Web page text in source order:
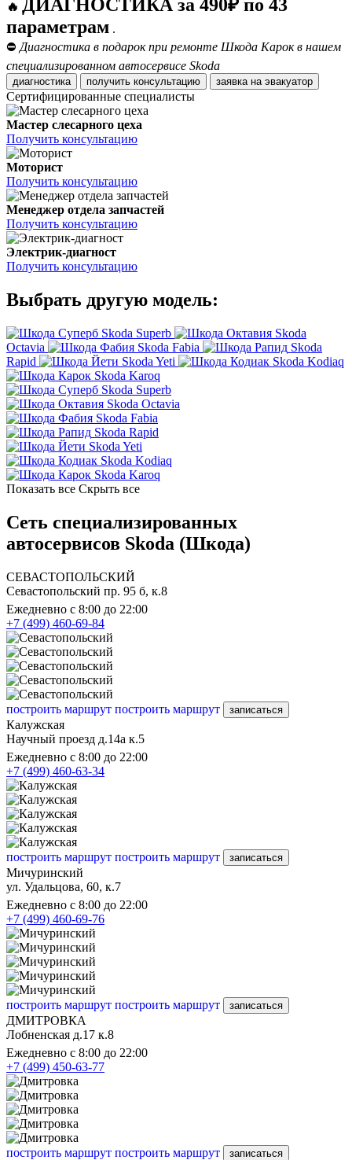
🔥 ДИАГНОСТИКА за 490₽ по 43
параметрам .
⛔ Диагностика в подарок при ремонте Шкода Карок в нашем
специализированном автосервисе Skoda
диагностика получить консультацию заявка на эвакуатор
Сертифицированные специалисты
Мастер слесарного цеха
Получить консультацию
Моторист
Получить консультацию
Менеджер отдела запчастей
Получить консультацию
Электрик-диагност
Получить консультацию
Выбрать другую модель:
Skoda Superb
Skoda
Octavia
Skoda Fabia
Skoda
Rapid
Skoda Yeti
Skoda Kodiaq
Skoda Karoq
Skoda Superb
Skoda Octavia
Skoda Fabia
Skoda Rapid
Skoda Yeti
Skoda Kodiaq
Skoda Karoq
Показать все Скрыть все
Сеть специализированных
автосервисов Skoda (Шкода)
СЕВАСТОПОЛЬСКИЙ
Севастопольский пр. 95 б, к.8
Ежедневно с 8:00 до 22:00
+7 (499) 460-69-84
построить маршрут построить маршрут записаться
Калужская
Научный проезд д.14а к.5
Ежедневно с 8:00 до 22:00
+7 (499) 460-63-34
построить маршрут построить маршрут записаться
Мичуринский
ул. Удальцова, 60, к.7
Ежедневно с 8:00 до 22:00
+7 (499) 460-69-76
построить маршрут построить маршрут записаться
ДМИТРОВКА
Лобненская д.17 к.8
Ежедневно с 8:00 до 22:00
+7 (499) 450-63-77
построить маршрут построить маршрут записаться